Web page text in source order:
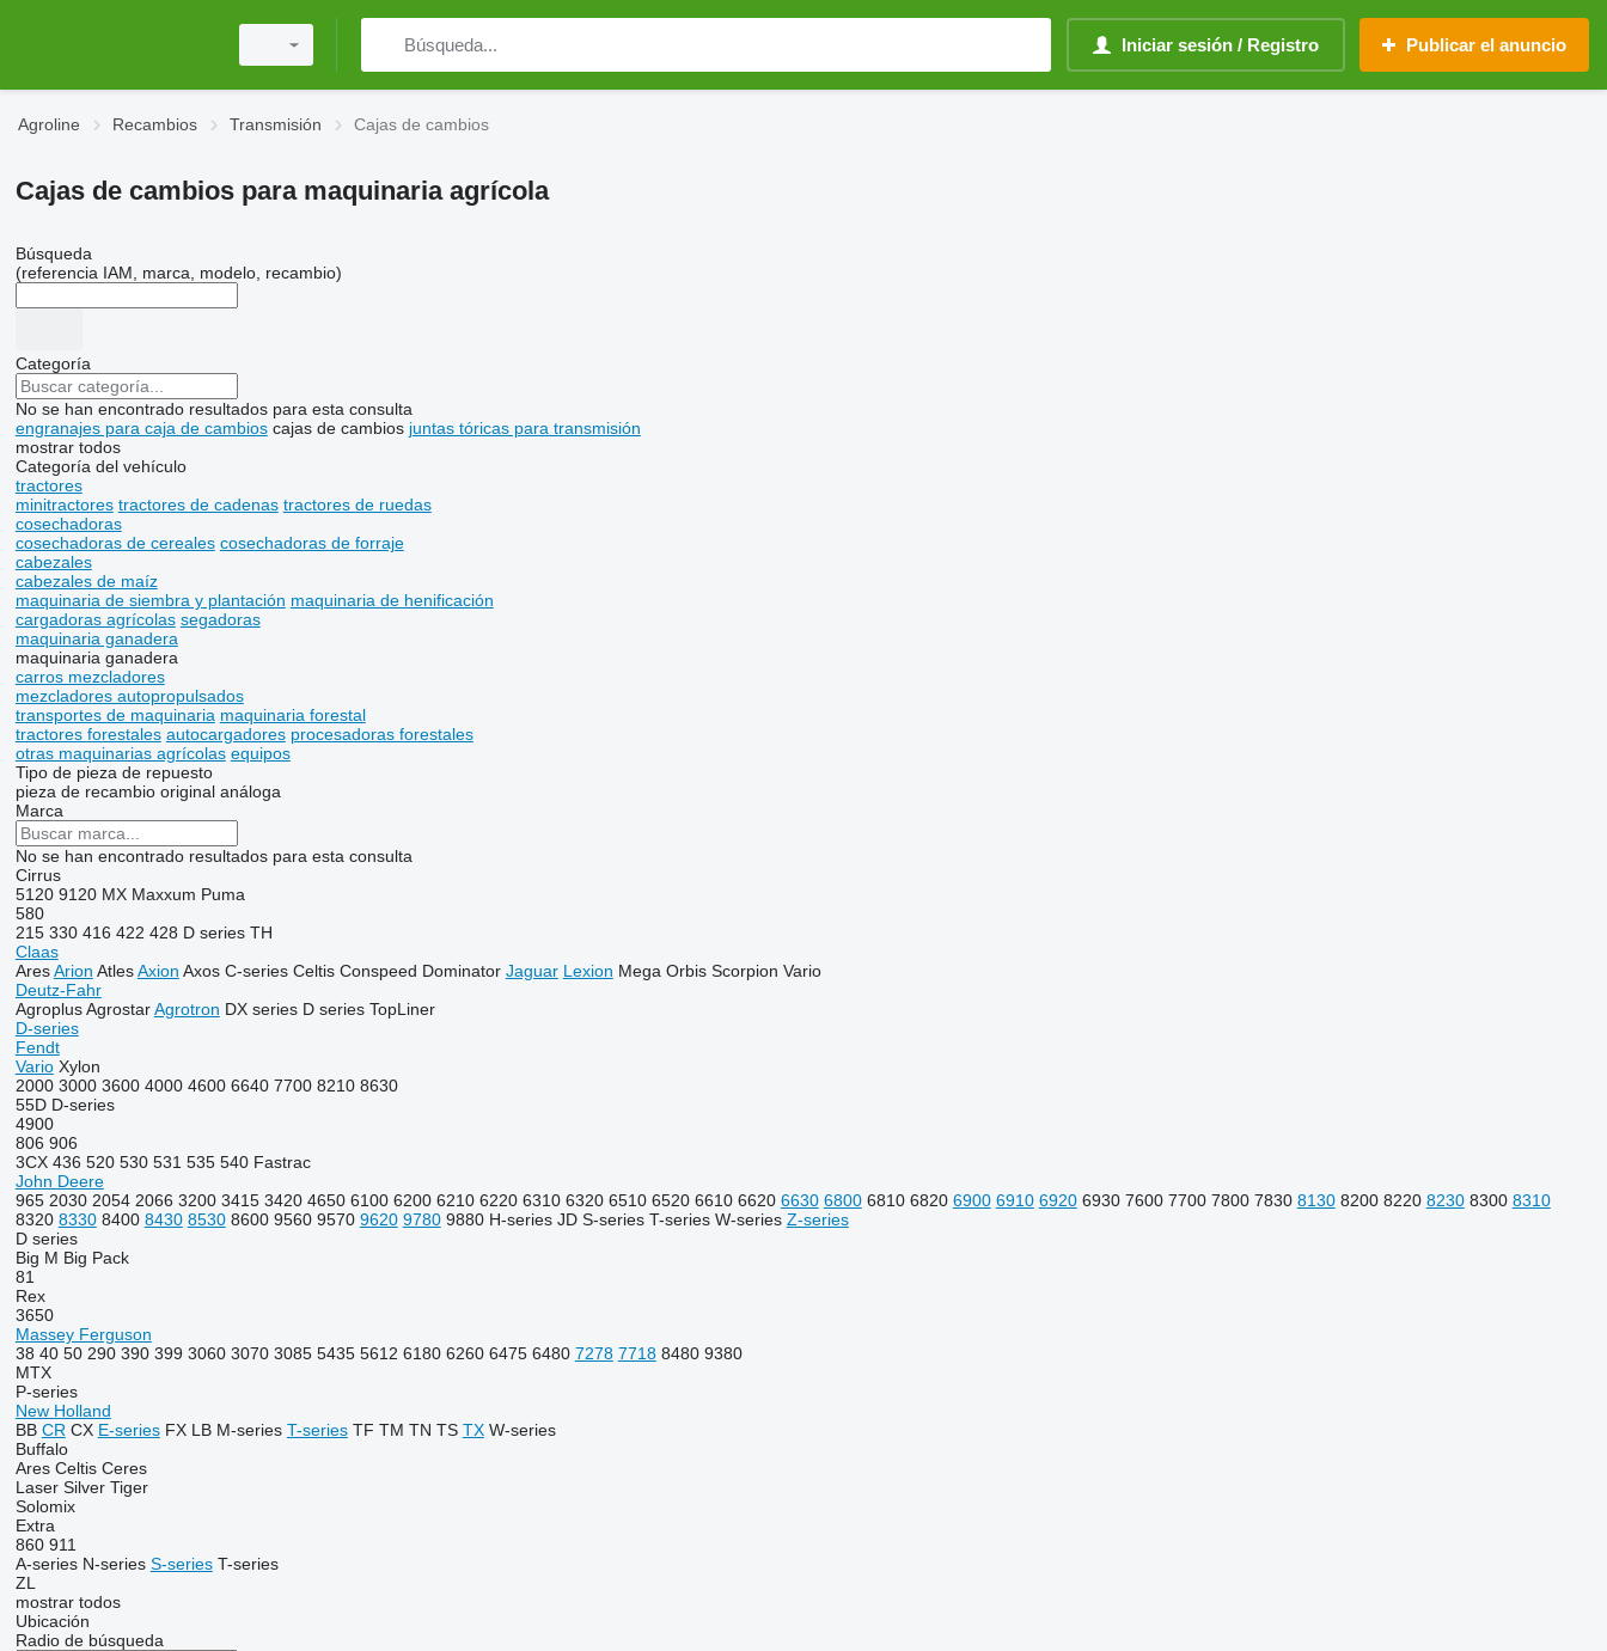
Iniciar sesión / Registro Publicar el anuncio
Agroline Recambios Transmisión Cajas de cambios
Cajas de cambios para maquinaria agrícola
Búsqueda
(referencia IAM, marca, modelo, recambio)
Categoría
No se han encontrado resultados para esta consulta
engranajes para caja de cambios cajas de cambios juntas tóricas para transmisión
mostrar todos
Categoría del vehículo
tractores
minitractores tractores de cadenas tractores de ruedas
cosechadoras
cosechadoras de cereales cosechadoras de forraje
cabezales
cabezales de maíz
maquinaria de siembra y plantación maquinaria de henificación
cargadoras agrícolas segadoras
maquinaria ganadera
maquinaria ganadera
carros mezcladores
mezcladores autopropulsados
transportes de maquinaria maquinaria forestal
tractores forestales autocargadores procesadoras forestales
otras maquinarias agrícolas equipos
Tipo de pieza de repuesto
pieza de recambio original análoga
Marca
No se han encontrado resultados para esta consulta
Cirrus
5120 9120 MX Maxxum Puma
580
215 330 416 422 428 D series TH
Claas
Ares Arion Atles Axion Axos C-series Celtis Conspeed Dominator Jaguar Lexion Mega Orbis Scorpion Vario
Deutz-Fahr
Agroplus Agrostar Agrotron DX series D series TopLiner
D-series
Fendt
Vario Xylon
2000 3000 3600 4000 4600 6640 7700 8210 8630
55D D-series
4900
806 906
3CX 436 520 530 531 535 540 Fastrac
John Deere
965 2030 2054 2066 3200 3415 3420 4650 6100 6200 6210 6220 6310 6320 6510 6520 6610 6620 6630 6800 6810 6820 6900 6910 6920 6930 7600 7700 7800 7830 8130 8200 8220 8230 8300 8310
8320 8330 8400 8430 8530 8600 9560 9570 9620 9780 9880 H-series JD S-series T-series W-series Z-series
D series
Big M Big Pack
81
Rex
3650
Massey Ferguson
38 40 50 290 390 399 3060 3070 3085 5435 5612 6180 6260 6475 6480 7278 7718 8480 9380
MTX
P-series
New Holland
BB CR CX E-series FX LB M-series T-series TF TM TN TS TX W-series
Buffalo
Ares Celtis Ceres
Laser Silver Tiger
Solomix
Extra
860 911
A-series N-series S-series T-series
ZL
mostrar todos
Ubicación
Radio de búsqueda